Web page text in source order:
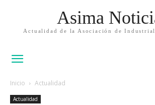
Asima
Actualidad de la Asociación de
Inicio Actualidad
Actualidad